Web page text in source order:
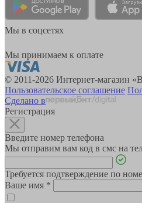
Мы в соцсетях
Мы принимаем к оплате
© 2011-2026 Интернет-магазин
Пользовательское соглашение
Сделано в
Регистрация
Введите номер телефона
Мы отправим вам код в смс на
Требуется подтверждение по
Ваше имя *